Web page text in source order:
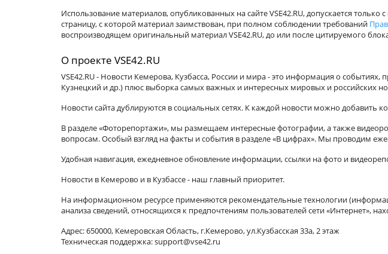
Использование материалов, опубликованных на сайте VSE42.RU, допускается
страницу, с которой материал заимствован, при полном соблюдении требований
воспроизводящем оригинальный материал VSE42.RU, до или после цитируемого
О проекте VSE42.RU
VSE42.RU - Новости Кемерова, Кузбасса, России и мира - это информация о
Кузнецкий и др.) плюс выборка самых важных и интересных мировых и российских
Новости сайта дублируются в социальных сетях. К каждой новости можно добавить
В разделе «Фоторепортажи», мы размещаем интересные фотографии, а также
вопросам. Особый взгляд на факты и события в разделе «В цифрах». Мы проводим
Удобная навигация, ежедневное обновление информации, ссылки на фото и
Новости в Кемерово и в Кузбассе - наш главный приоритет.
На информационном ресурсе применяются рекомендательные технологии
анализа сведений, относящихся к предпочтениям пользователей сети «Интернет»,
Адрес: 650000, Кемеровская Область, г.Кемерово, ул.Кузбасская 33а, 2 этаж
Техническая поддержка: support@vse42.ru